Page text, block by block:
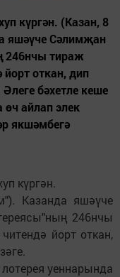
күргән. (Казан, 8
яшәүче Сәлимҗан
246нчы тираж
откан, дип
Әлеге бәхетле кеше
өч айлап элек
якшәмбегә
күргән.
Казанда яшәүче
246нчы
йорт откан,
уеннарында